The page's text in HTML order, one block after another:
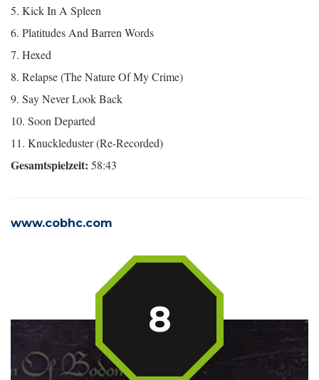
5. Kick In A Spleen
6. Platitudes And Barren Words
7. Hexed
8. Relapse (The Nature Of My Crime)
9. Say Never Look Back
10. Soon Departed
11. Knuckleduster (Re-Recorded)
Gesamtspielzeit: 58:43
www.cobhc.com
8